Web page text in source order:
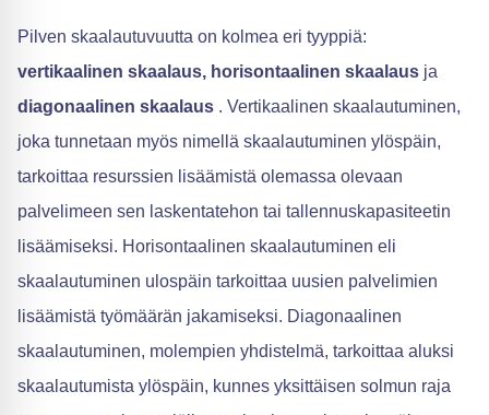
Pilven skaalautuvuutta on kolmea eri tyyppiä:
vertikaalinen skaalaus, horisontaalinen skaalaus ja
diagonaalinen skaalaus . Vertikaalinen skaalautuminen,
joka tunnetaan myös nimellä skaalautuminen ylöspäin,
tarkoittaa resurssien lisäämistä olemassa olevaan
palvelimeen sen laskentatehon tai tallennuskapasiteetin
lisäämiseksi. Horisontaalinen skaalautuminen eli
skaalautuminen ulospäin tarkoittaa uusien palvelimien
lisäämistä työmäärän jakamiseksi. Diagonaalinen
skaalautuminen, molempien yhdistelmä, tarkoittaa aluksi
skaalautumista ylöspäin, kunnes yksittäisen solmun raja